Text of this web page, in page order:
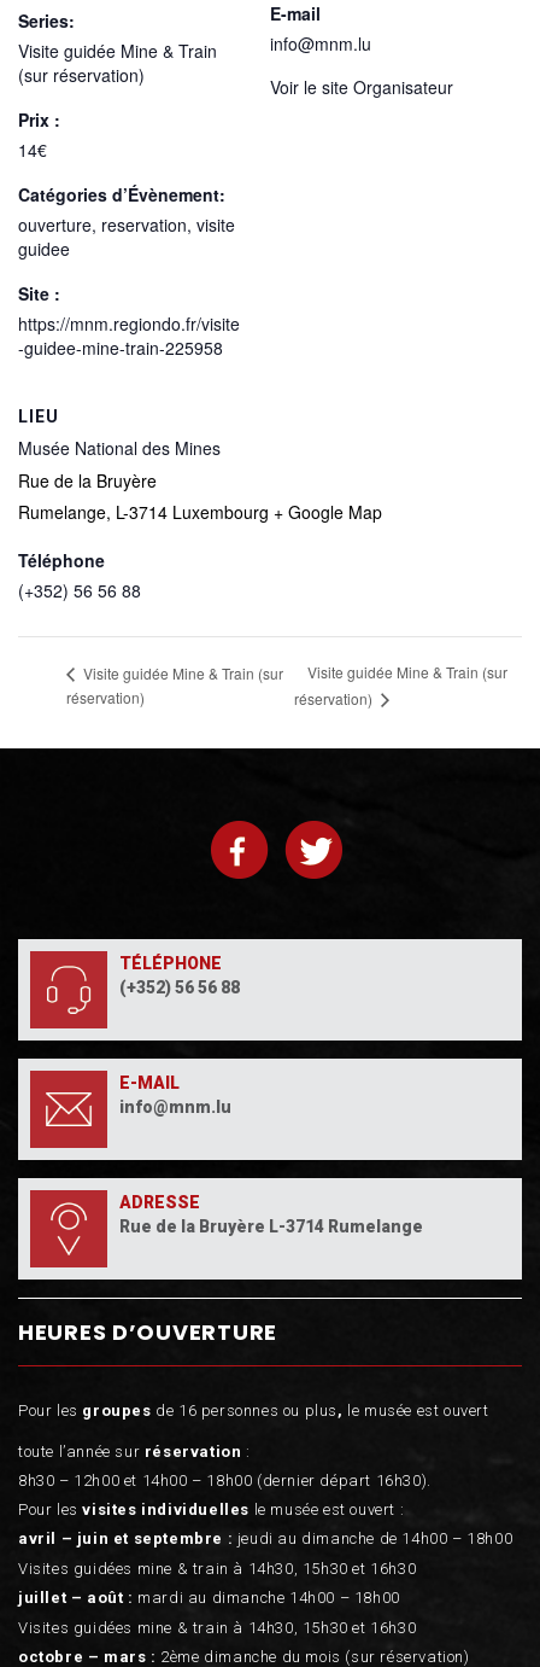
Series:
Visite guidée Mine & Train
(sur réservation)
Prix :
14€
Catégories d’Évènement:
ouverture, reservation, visite
guidee
Site :
https://mnm.regiondo.fr/visite
-guidee-mine-train-225958
LIEU
Musée National des Mines
Rue de la Bruyère
Rumelange, L-3714 Luxembourg + Google Map
Téléphone
(+352) 56 56 88
E-mail
info@mnm.lu
Voir le site Organisateur
Visite guidée Mine & Train (sur
réservation)
Visite guidée Mine & Train (sur
réservation)
TÉLÉPHONE
(+352) 56 56 88
E-MAIL
info@mnm.lu
ADRESSE
Rue de la Bruyère L-3714 Rumelange
HEURES D’OUVERTURE
Pour les groupes de 16 personnes ou plus , le musée est ouvert
toute l’année sur réservation :
8h30 – 12h00 et 14h00 – 18h00 (dernier départ 16h30).
Pour lesvisites individuelles le musée est ouvert :
avril – juin et septembre : jeudi au dimanche de 14h00 – 18h00
Visites guidées mine & train à 14h30, 15h30 et 16h30
juillet – août : mardi au dimanche 14h00 – 18h00
Visites guidées mine & train à 14h30, 15h30 et 16h30
octobre – mars : 2ème dimanche du mois (sur réservation)